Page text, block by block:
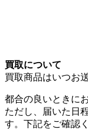
買取について
買取商品はいつお
都合の良いときに
ただし、届いた日
す。下記をご確認